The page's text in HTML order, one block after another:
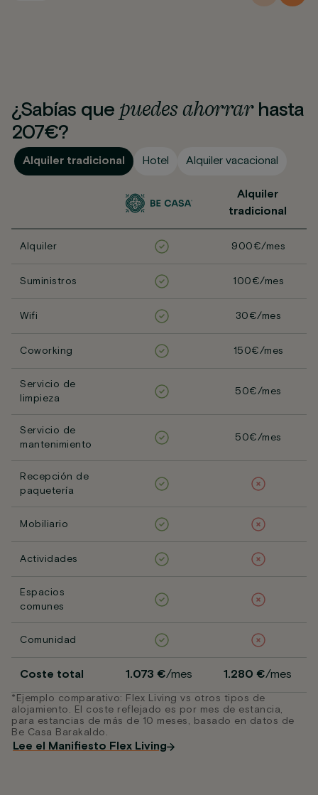
¿Sabías que puedesahorrarhasta
207€?
Alquiler tradicional Hotel Alquiler vacacional
Alquiler
tradicional
Alquiler 900€/mes
Suministros 100€/mes
Wifi 30€/mes
Coworking 150€/mes
Servicio de
limpieza
50€/mes
Servicio de
mantenimiento
50€/mes
Recepción de
paquetería
Mobiliario
Actividades
Espacios
comunes
Comunidad
Coste total 1.073 €/mes 1.280 €/mes
*Ejemplo comparativo: Flex Living vs otros tipos de
alojamiento. El coste reflejado es por mes de estancia,
para estancias de más de 10 meses, basado en datos de
Be Casa Barakaldo.
Lee el Manifiesto Flex Living